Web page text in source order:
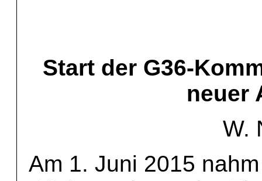
Start der G36-
neuer
W.
Am 1. Juni 2015